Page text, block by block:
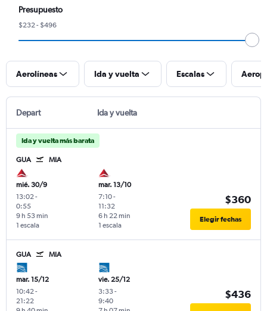
Presupuesto
$232 - $496
Aerolíneas Ida y vuelta Escalas
Depart Ida y vuelta
Ida y vuelta más barata
GUA MIA
mié. 30/9
13:02-
0:55
1 escala
9 h 53 min
mar. 13/10
7:10-
11:32
1 escala
6 h 22 min
$360
Elegir fechas
GUA MIA
mar. 15/12
10:42-
21:22
vie. 25/12
3:33-
9:40
$436